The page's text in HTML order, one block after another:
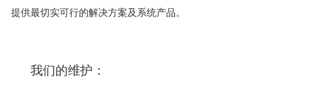
提供最切实可行的解决方案及系统产品。
我们的维护：